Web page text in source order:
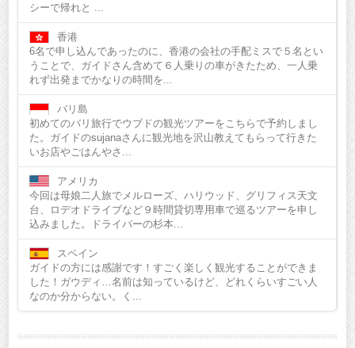
シーで帰れと ...
香港
6名で申し込んであったのに、香港の会社の手配ミスで５名とい
うことで、ガイドさん含めて６人乗りの車がきたため、一人乗
れず出発までかなりの時間を...
バリ島
初めてのバリ旅行でウブドの観光ツアーをこちらで予約しまし
た。ガイドのsujanaさんに観光地を沢山教えてもらって行きた
いお店やごはんやさ...
アメリカ
今回は母娘二人旅でメルローズ、ハリウッド、グリフィス天文
台、ロデオドライブなど９時間貸切専用車で巡るツアーを申し
込みました。ドライバーの杉本...
スペイン
ガイドの方には感謝です！すごく楽しく観光することができま
した！ガウディ…名前は知っているけど、どれくらいすごい人
なのか分からない。く...